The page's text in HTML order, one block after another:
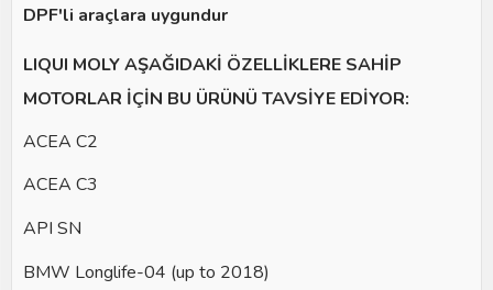
DPF'li araçlara uygundur
LIQUI MOLY AŞAĞIDAKİ ÖZELLİKLERE SAHİP
MOTORLAR İÇİN BU ÜRÜNÜ TAVSİYE EDİYOR:
ACEA C2
ACEA C3
API SN
BMW Longlife-04 (up to 2018)